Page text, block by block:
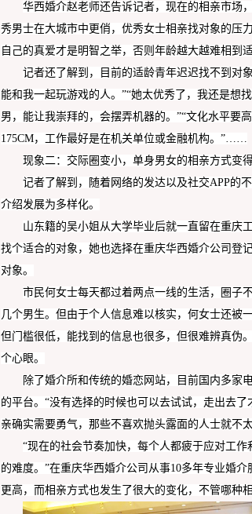
华西婚介赵老师还告诉记者，现在的相亲市场
秀男士在大城市中更俏，优秀女士相亲找对象的压
自己的真爱才是明智之举，否则年龄越大越难相到
记者还 了解到，目前的适龄青年迟迟找不到对
能和我一起玩游戏的人。”“她太优秀 了，我还是想
男，能让我崇拜的，会摆弄机器的。 ”“文化水平要
175CM， 工作最好是在机关单位或金融机构。 ”……
现象二： 交际圈变小， 单身男女的相亲方式变
记者了解到，随着网络的发达以及社交APP的
介绍发展为多样化。
山东籍的吴小姐从大学毕业后就一直 留在重庆
找个适合的对象，她也选择在重庆华西婚介公司 登
对象。
市民何女士每天都过着两点一线的生活，圈子
几个男生。但由于个人信息难以核实， 何女士还被
但门槛很低， 能找到 的信息也很多，但很难辨真伪。
个心眼。
除了婚介所和传统的婚恋网站，目前 国内多家
的平台。 “没有选择的时候也可以去试试，走出去了
亲确实需要勇气， 那些不喜欢抛头露面的人士就不太
“现在的社会节奏加快，每个人都疲于应对工
的难度。”在重庆华西婚介公司 从事10多年专业婚介
更高，而相亲方式也发生了很大的变化，不管哪种